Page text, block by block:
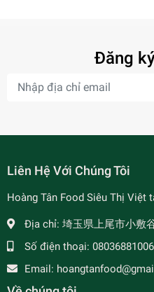
- 7%
Đăng
Liên Hệ Với Chúng Tôi
Hoàng Tân Food Siêu Thị Việt
Địa chỉ: 埼玉県上尾市小敷
Số điện thoại: 08036881006
Email: